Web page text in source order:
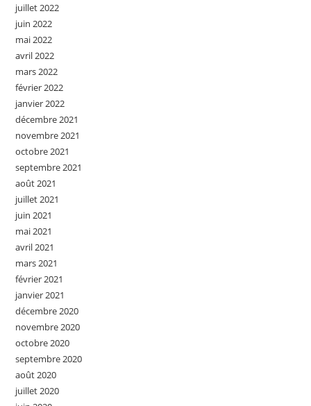
juillet 2022
juin 2022
mai 2022
avril 2022
mars 2022
février 2022
janvier 2022
décembre 2021
novembre 2021
octobre 2021
septembre 2021
août 2021
juillet 2021
juin 2021
mai 2021
avril 2021
mars 2021
février 2021
janvier 2021
décembre 2020
novembre 2020
octobre 2020
septembre 2020
août 2020
juillet 2020